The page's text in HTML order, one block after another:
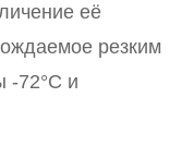
её
резким
-72°C и